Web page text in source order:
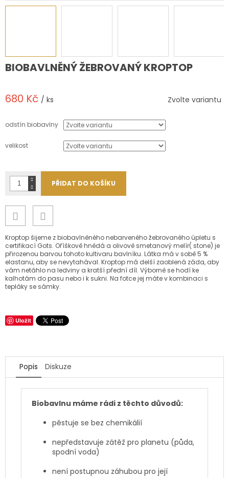
BIOBAVLNĚNÝ ŽEBROVANÝ KROPTOP
680 Kč / ks
cena:
Zvolte variantu
odstín biobavlny
velikost
PŘIDAT DO KOŠÍKU
Kroptop šijeme z biobavlněného nebarveného žebrovaného úpletu s
certifikací Gots. Oříškově hnědá a olivově smetanový melír( stone) je
přirozenou barvou tohoto kultivaru bavlníku. Látka má v sobě 5 %
elastanu, aby se nevytahával. Kroptop má delší zaoblená záda, aby
vám netáhlo na ledviny a kratší přední díl. Výborně se hodí ke
kalhotám do pasu nebo i k sukni. Na fotce jej máte v kombinaci s
tepláky se sámky.
Uložit
Popis Diskuze
Biobavlnu máme rádi z těchto důvodů:
pěstuje se bez chemikálií
nepředstavuje zátěž pro planetu (půda,
spodní voda)
není postupnou záhubou pro její